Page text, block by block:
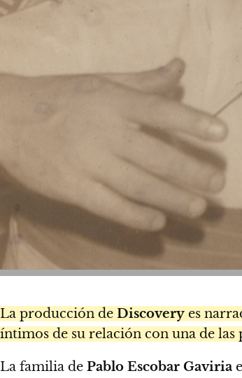
La producción de Discovery es
íntimos de su relación con una de las
La familia de Pablo Escobar Gaviria